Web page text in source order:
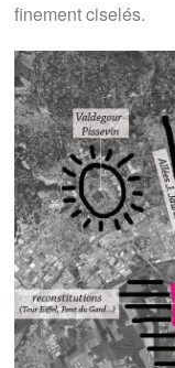
finement ciselés.